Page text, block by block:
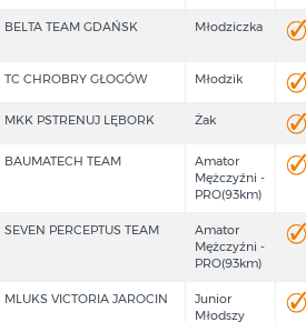
BELTA TEAM GDAŃSK Młodziczka
TC CHROBRY GŁOGÓW Młodzik
MKK PSTRENUJ LĘBORK Żak
BAUMATECH TEAM
Amator
Mężczyźni -
PRO(93km)
SEVEN PERCEPTUS TEAM
Amator
Mężczyźni -
PRO(93km)
MLUKS VICTORIA JAROCIN
Junior
Młodszy